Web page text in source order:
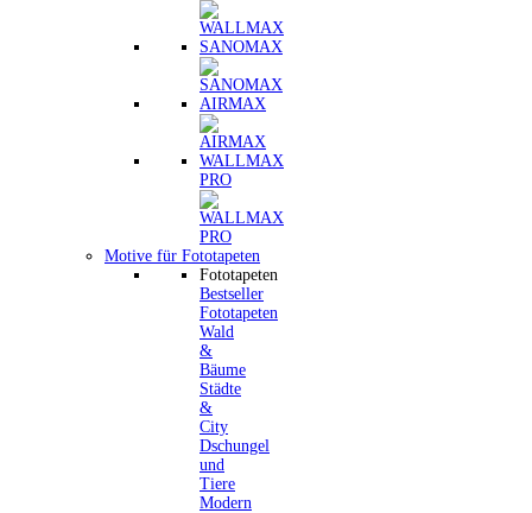
SANOMAX
AIRMAX
WALLMAX
PRO
Motive für Fototapeten
Fototapeten
Bestseller
Fototapeten
Wald
&
Bäume
Städte
&
City
Dschungel
und
Tiere
Modern